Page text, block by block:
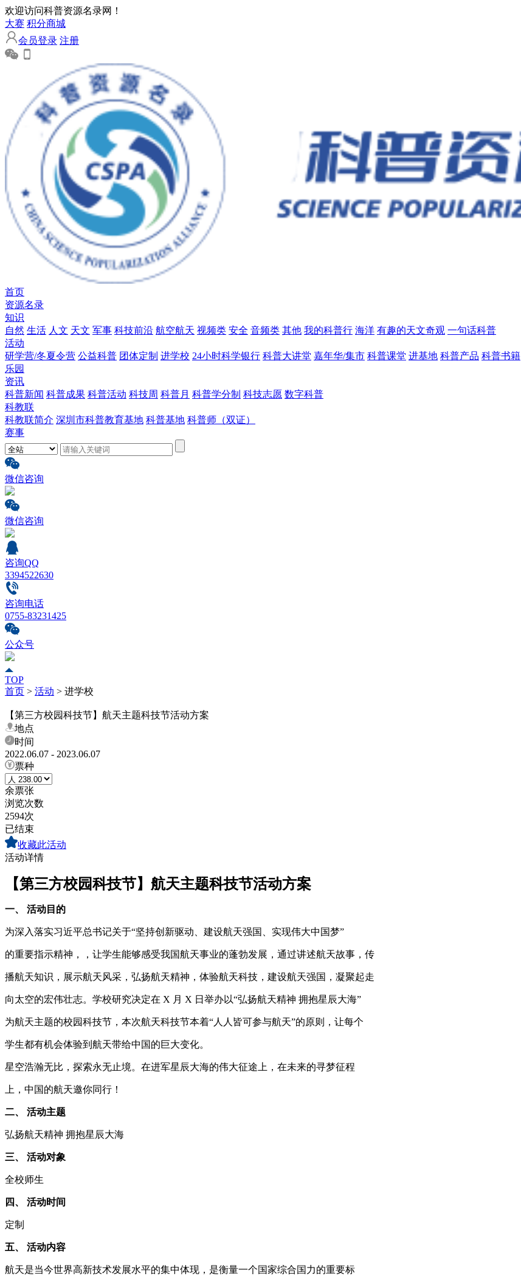
欢迎访问科普资源名录网！
大赛 积分商城
会员登录 注册
首页
资源名录
知识
自然 生活 人文 天文 军事 科技前沿 航空航天 视频类 安全 音频类 其他 我的科普行 海洋 有趣的天文奇观 一句话科普
活动
研学营/冬夏令营 公益科普 团体定制 进学校 24小时科学银行 科普大讲堂 嘉年华/集市 科普课堂 进基地 科普产品 科普书籍
乐园
资讯
科普新闻 科普成果 科普活动 科技周 科普月 科普学分制 科技志愿 数字科普
科教联
科教联简介 深圳市科普教育基地 科普基地 科普师（双证）
赛事
微信咨询
微信咨询
咨询QQ
3394522630
咨询电话
0755-83231425
公众号
TOP
首页 > 活动 > 进学校
【第三方校园科技节】航天主题科技节活动方案
地点
时间
2022.06.07 - 2023.06.07
票种
余票张
浏览次数
2594次
已结束
收藏此活动
活动详情
【第三方校园科技节】航天主题科技节活动方案
一、 活动目的
为深入落实习近平总书记关于“坚持创新驱动、建设航天强国、实现伟大中国梦”
的重要指示精神，，让学生能够感受我国航天事业的蓬勃发展，通过讲述航天故事，传
播航天知识，展示航天风采，弘扬航天精神，体验航天科技，建设航天强国，凝聚起走
向太空的宏伟壮志。学校研究决定在 X 月 X 日举办以“弘扬航天精神 拥抱星辰大海”
为航天主题的校园科技节，本次航天科技节本着“人人皆可参与航天”的原则，让每个
学生都有机会体验到航天带给中国的巨大变化。
星空浩瀚无比，探索永无止境。在进军星辰大海的伟大征途上，在未来的寻梦征程
上，中国的航天邀你同行！
二、 活动主题
弘扬航天精神 拥抱星辰大海
三、 活动对象
全校师生
四、 活动时间
定制
五、 活动内容
航天是当今世界高新技术发展水平的集中体现，是衡量一个国家综合国力的重要标